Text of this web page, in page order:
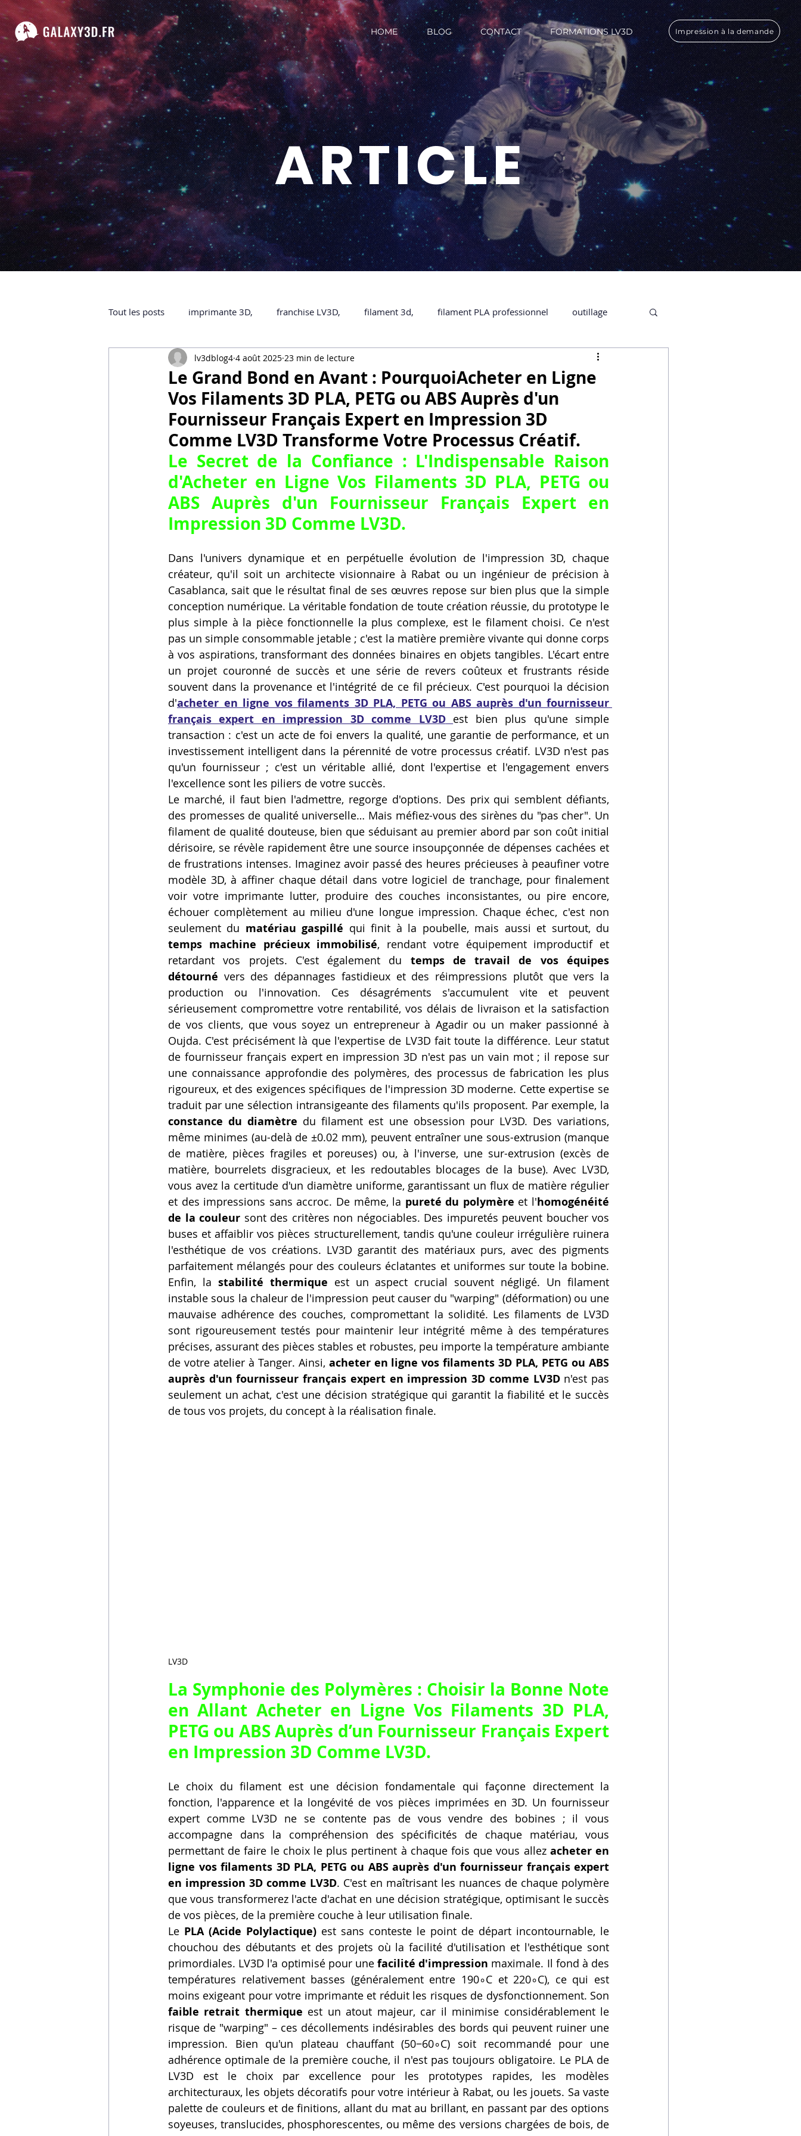
HOME BLOG CONTACT FORMATIONS LV3D Impression à la demande
ARTICLE
Tout les posts imprimante 3D, franchise LV3D, filament 3d, filament PLA professionnel outillage
impression 3D à la demande Accessoires imprimante 3D professionelle
ARTILLERY 3D Formation impression 3D SCANNER 3D impression 3D
certifiée QUALIOPI Refaire une piece en 3D Formation 3D en ligne. Formation 3D CPF CREALITY,
Creality Hi combo Artillery M1 Pro Filament PLA Service administratif en ligne Secrétaire en Ligne
Formation impresssion 3D formation CPF
Le Grand Bond en Avant : PourquoiAcheter en Ligne
Vos Filaments 3D PLA, PETG ou ABS Auprès d'un
Fournisseur Français Expert en Impression 3D
Comme LV3D Transforme Votre Processus Créatif.
lv3dblog4 4 août 2025 23 min de lecture
Le Secret de la Confiance : L'Indispensable Raison
d'Acheter en Ligne Vos Filaments 3D PLA, PETG ou
ABS Auprès d'un Fournisseur Français Expert en
Impression 3D Comme LV3D.
Dans l'univers dynamique et en perpétuelle évolution de l'impression 3D, chaque
créateur, qu'il soit un architecte visionnaire à Rabat ou un ingénieur de précision à
Casablanca, sait que le résultat final de ses œuvres repose sur bien plus que la simple
conception numérique. La véritable fondation de toute création réussie, du prototype le
plus simple à la pièce fonctionnelle la plus complexe, est le filament choisi. Ce n'est
pas un simple consommable jetable ; c'est la matière première vivante qui donne corps
à vos aspirations, transformant des données binaires en objets tangibles. L'écart entre
un projet couronné de succès et une série de revers coûteux et frustrants réside
souvent dans la provenance et l'intégrité de ce fil précieux. C'est pourquoi la décision
d'acheter en ligne vos filaments 3D PLA, PETG ou ABS auprès d'un fournisseur
français expert en impression 3D comme LV3D est bien plus qu'une simple
transaction : c'est un acte de foi envers la qualité, une garantie de performance, et un
investissement intelligent dans la pérennité de votre processus créatif. LV3D n'est pas
qu'un fournisseur ; c'est un véritable allié, dont l'expertise et l'engagement envers
l'excellence sont les piliers de votre succès.
Le marché, il faut bien l'admettre, regorge d'options. Des prix qui semblent défiants,
des promesses de qualité universelle… Mais méfiez-vous des sirènes du "pas cher". Un
filament de qualité douteuse, bien que séduisant au premier abord par son coût initial
dérisoire, se révèle rapidement être une source insoupçonnée de dépenses cachées et
de frustrations intenses. Imaginez avoir passé des heures précieuses à peaufiner votre
modèle 3D, à affiner chaque détail dans votre logiciel de tranchage, pour finalement
voir votre imprimante lutter, produire des couches inconsistantes, ou pire encore,
échouer complètement au milieu d'une longue impression. Chaque échec, c'est non
seulement du matériau gaspillé
temps machine précieux immobilisé, rendant votre équipement improductif et
retardant vos projets. C'est également du temps de travail de vos équipes
détourné vers des dépannages fastidieux et des réimpressions plutôt que vers la
production ou l'innovation. Ces désagréments s'accumulent vite et peuvent
sérieusement compromettre votre rentabilité, vos délais de livraison et la satisfaction
de vos clients, que vous soyez un entrepreneur à Agadir ou un maker passionné à
Oujda. C'est précisément là que l'expertise de LV3D fait toute la différence. Leur statut
de fournisseur français expert en impression 3D n'est pas un vain mot ; il repose sur
une connaissance approfondie des polymères, des processus de fabrication les plus
rigoureux, et des exigences spécifiques de l'impression 3D moderne. Cette expertise se
constance du diamètre du filament est une obsession pour LV3D. Des variations,
même minimes (au-delà de ±0.02 mm), peuvent entraîner une sous-extrusion (manque
de matière, pièces fragiles et poreuses) ou, à l'inverse, une sur-extrusion (excès de
matière, bourrelets disgracieux, et les redoutables blocages de la buse). Avec LV3D,
vous avez la certitude d'un diamètre uniforme, garantissant un flux de matière régulier
et des impressions sans accroc. De même, la pureté du polymère et l'homogénéité
de la couleur sont des critères non négociables. Des impuretés peuvent boucher vos
buses et affaiblir vos pièces structurellement, tandis qu'une couleur irrégulière ruinera
l'esthétique de vos créations. LV3D garantit des matériaux purs, avec des pigments
parfaitement mélangés pour des couleurs éclatantes et uniformes sur toute la bobine.
Enfin, la stabilité thermique est un aspect crucial souvent négligé. Un filament
instable sous la chaleur de l'impression peut causer du "warping" (déformation) ou une
mauvaise adhérence des couches, compromettant la solidité. Les filaments de LV3D
sont rigoureusement testés pour maintenir leur intégrité même à des températures
précises, assurant des pièces stables et robustes, peu importe la température ambiante
de votre atelier à Tanger. Ainsi, acheter en ligne vos filaments 3D PLA, PETG ou ABS
auprès d'un fournisseur français expert en impression 3D comme LV3D n'est pas
seulement un achat, c'est une décision stratégique qui garantit la fiabilité et le succès
de tous vos projets, du concept à la réalisation finale.
LV3D
La Symphonie des Polymères : Choisir la Bonne Note
en Allant Acheter en Ligne Vos Filaments 3D PLA,
PETG ou ABS Auprès d’un Fournisseur Français Expert
en Impression 3D Comme LV3D.
Le choix du filament est une décision fondamentale qui façonne directement la
fonction, l'apparence et la longévité de vos pièces imprimées en 3D. Un fournisseur
expert comme LV3D ne se contente pas de vous vendre des bobines ; il vous
accompagne dans la compréhension des spécificités de chaque matériau, vous
permettant de faire le choix le plus pertinent à chaque fois que vous allez acheter en
ligne vos filaments 3D PLA, PETG ou ABS auprès d'un fournisseur français expert
en impression 3D comme LV3D. C'est en maîtrisant les nuances de chaque polymère
que vous transformerez l'acte d'achat en une décision stratégique, optimisant le succès
de vos pièces, de la première couche à leur utilisation finale.
Le PLA (Acide Polylactique) est sans conteste le point de départ incontournable, le
chouchou des débutants et des projets où la facilité d'utilisation et l'esthétique sont
primordiales. LV3D l'a optimisé pour une facilité d'impression maximale. Il fond à des
températures relativement basses (généralement entre 190∘C et 220∘C), ce qui est
faible retrait thermique est un atout majeur, car il minimise considérablement le
risque de "warping" – ces décollements indésirables des bords qui peuvent ruiner une
impression. Bien qu'un plateau chauffant (50−60∘C) soit recommandé pour une
adhérence optimale de la première couche, il n'est pas toujours obligatoire. Le PLA de
LV3D est le choix par excellence pour les prototypes rapides, les modèles
architecturaux, les objets décoratifs pour votre intérieur à Rabat, ou les jouets. Sa vaste
palette de couleurs et de finitions, allant du mat au brillant, en passant par des options
soyeuses, translucides, phosphorescentes, ou même des versions chargées de bois, de